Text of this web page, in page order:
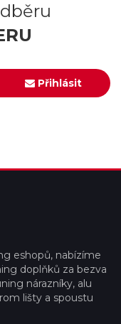
Přihlásit
eshopů, nabízíme
doplňků za bezva
nárazníky, alu
lišty a spoustu